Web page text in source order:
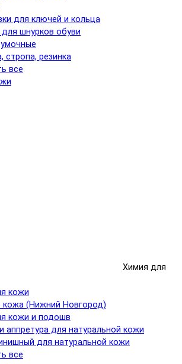
для ключей и кольца
шнурков обуви
стропа, резинка
все
Химия для
кожи
(Нижний Новгород)
кожи и подошв
аппретура для натуральной кожи
для натуральной кожи
все